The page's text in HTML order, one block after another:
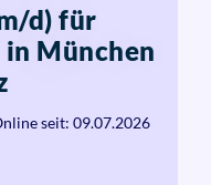
d) für
München
seit: 09.07.2026